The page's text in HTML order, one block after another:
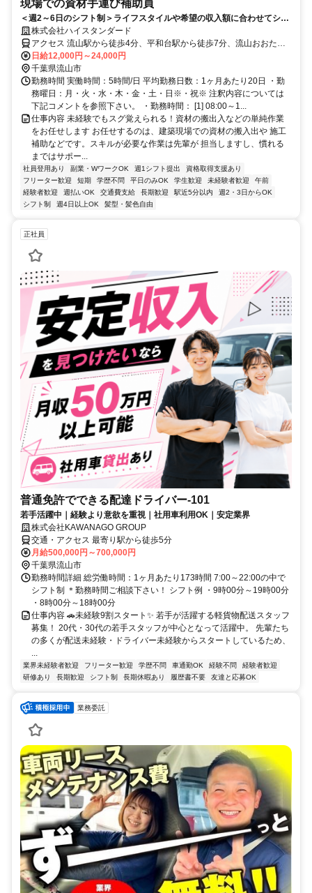
現場での資材手運び補助員
＜週2～6日のシフト制＞ライフスタイルや希望の収入額に合わせてシフ
ト考慮♪未経験OK！
株式会社ハイスタンダード
アクセス 流山駅から徒歩4分、平和台駅から徒歩7分、流山おおたか
の森駅から車7分
日給12,000円～24,000円
千葉県流山市
勤務時間 実働時間：5時間/日 平均勤務日数：1ヶ月あたり20日 ・勤
務曜日：月・火・水・木・金・土・日※・祝※ 注釈内容については
下記コメントを参照下さい。 ・勤務時間： [1] 08:00～1...
仕事内容 未経験でもスグ覚えられる！資材の搬出入などの単純作業
をお任せします お任せするのは、建築現場での資材の搬入出や 施工
補助などです。スキルが必要な作業は先輩が 担当しますし、慣れる
まではサポー...
社員登用あり 副業・WワークOK 週1シフト提出
資格取得支援あり
フリーター歓迎
短期 学歴不問 平日のみOK 学生歓迎 未経験者歓迎
午前
経験者歓迎
週払いOK 交通費支給 長期歓迎 駅近5分以内
週2・3日からOK
シフト制
週4日以上OK 髪型・髪色自由
正社員
普通免許でできる配達ドライバー-101
若手活躍中｜経験より意欲を重視｜社用車利用OK｜安定業界
株式会社KAWANAGO GROUP
交通・アクセス 最寄り駅から徒歩5分
月給500,000円～700,000円
千葉県流山市
勤務時間詳細 総労働時間：1ヶ月あたり173時間 7:00～22:00の中で
シフト制 ＊勤務時間ご相談下さい！ シフト例 ・9時00分～19時00分
・8時00分～18時00分
仕事内容 🚗未経験9割スタート✨ 若手が活躍する軽貨物配送スタッフ
募集！ 20代・30代の若手スタッフが中心となって活躍中。 先輩たち
の多くが配送未経験・ドライバー未経験からスタートしているため、
業界未経験者歓迎 フリーター歓迎 学歴不問 車通勤OK 経験不問
経験者歓迎
研修あり
長期歓迎 シフト制 長期休暇あり 履歴書不要 友達と応募OK
業務委託